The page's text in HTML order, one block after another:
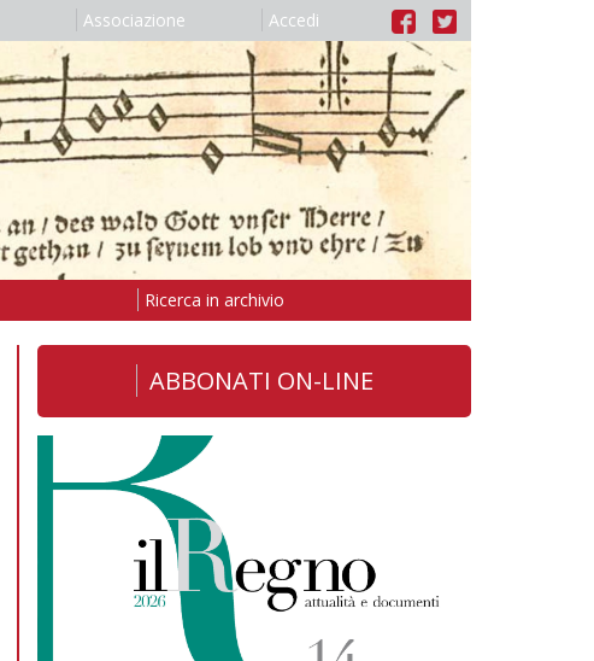
Associazione Accedi
Ricerca in archivio
ABBONATI ON-LINE